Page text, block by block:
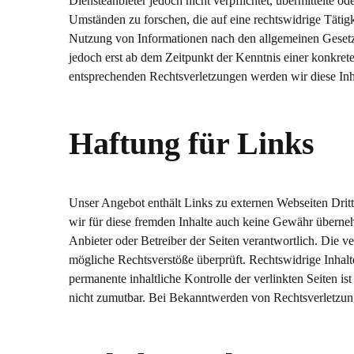
Umständen zu forschen, die auf eine rechtswidrige
Nutzung von Informationen nach den allgemeinen
jedoch erst ab dem Zeitpunkt der Kenntnis einer
entsprechenden Rechtsverletzungen werden wir diese
Haftung für Links
Unser Angebot enthält Links zu externen Webseiten
wir für diese fremden Inhalte auch keine Gewähr
Anbieter oder Betreiber der Seiten verantwortlich. Die
mögliche Rechtsverstöße überprüft. Rechtswidrige
permanente inhaltliche Kontrolle der verlinkten Seiten
nicht zumutbar. Bei Bekanntwerden von